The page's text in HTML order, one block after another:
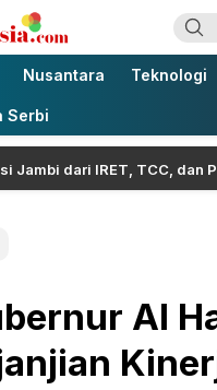
Nusantara Teknologi
Serbi
IRET, TCC, dan
Al